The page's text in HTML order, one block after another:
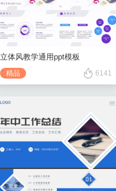
立体风教学通用ppt模板
精品 6141